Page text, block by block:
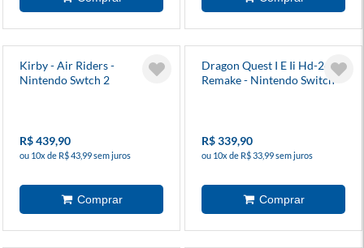
Kirby - Air Riders -
Nintendo Swtch 2
R$ 439,90
ou 10x de R$ 43,99 sem juros
Dragon Quest I E Ii Hd-2d
Remake - Nintendo Switch
R$ 339,90
ou 10x de R$ 33,99 sem juros